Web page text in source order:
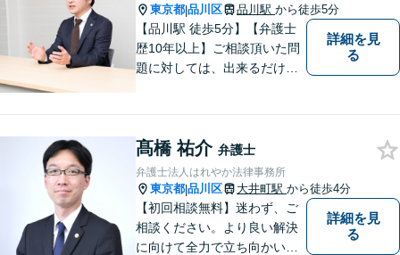
東京都|品川区 品川駅 から徒歩5分
【品川駅 徒歩5分】【弁護士
歴10年以上】ご相談頂いた問
題に対しては、出来るだけ多
からない場合は、無料相談を
利用してご相談くださ
詳細を見
る
髙橋 祐介 弁護士
弁護士法人はれやか法律事務所
東京都|品川区 大井町駅 から徒歩4分
【初回相談無料】迷わず、ご
相談ください。より良い解決
に向けて全力で立ち向かいま
詳細を見
る